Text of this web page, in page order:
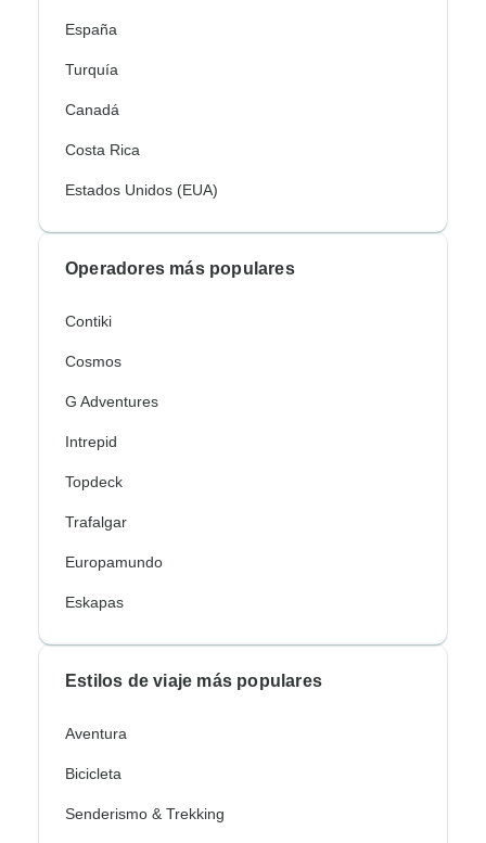
España
Turquía
Canadá
Costa Rica
Estados Unidos (EUA)
Operadores más populares
Contiki
Cosmos
G Adventures
Intrepid
Topdeck
Trafalgar
Europamundo
Eskapas
Estilos de viaje más populares
Aventura
Bicicleta
Senderismo & Trekking